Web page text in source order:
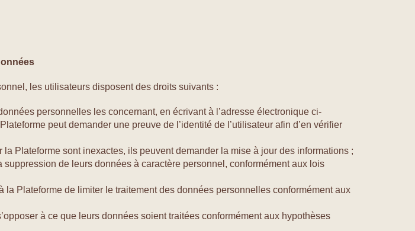
les utilisateurs disposent des droits suivants :
personnelles les concernant, en écrivant à l’adresse électronique ci-
peut demander une preuve de l’identité de l’utilisateur afin d’en vérifier
Plateforme sont inexactes, ils peuvent demander la mise à jour des informations ;
de leurs données à caractère personnel, conformément aux lois
Plateforme de limiter le traitement des données personnelles conformément aux
à ce que leurs données soient traitées conformément aux hypothèses